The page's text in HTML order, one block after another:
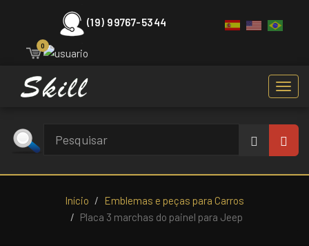
(19) 99767-5344
0
Início
Emblemas e peças para Carros
Placa 3 marchas do painel para Jeep